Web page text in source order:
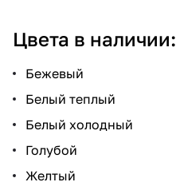
Цвета в наличии:
Бежевый
Белый теплый
Белый холодный
Голубой
Желтый